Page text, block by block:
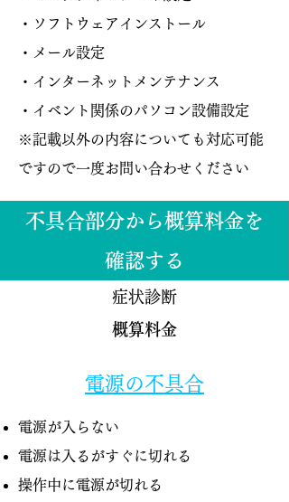
・ソフトウェアインストール
・メール設定
・インターネットメンテナンス
・イベント関係のパソコン設備設定
​※記載以外の内容についても対応可能
ですので一度お問い合わせください
不具合部分から概算料金を
確認する
症状診断
概算料金
電源の不具合
電源が入らない
電源は入るがすぐに切れる
​操作中に電源が切れる